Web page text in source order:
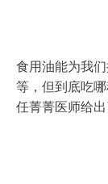
食用油能为我
等，但到底吃
任菁菁医师给出